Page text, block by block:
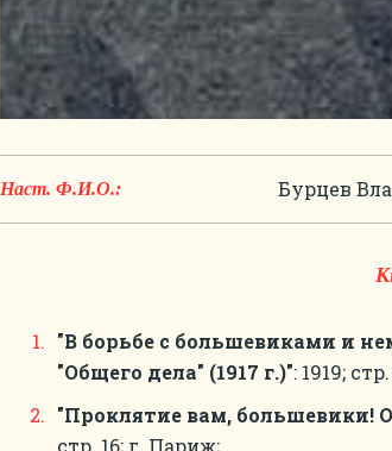
Наст. Ф.И.О.: Бурцев
"В борьбе с большевиками и
"Общего дела" (1917 г.)": 1919;
"Проклятиe вам, большевики!
стр. 16; г. Париж;